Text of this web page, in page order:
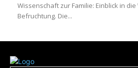
Wissenschaft zur Familie: Einblick in
Befruchtung. Die...